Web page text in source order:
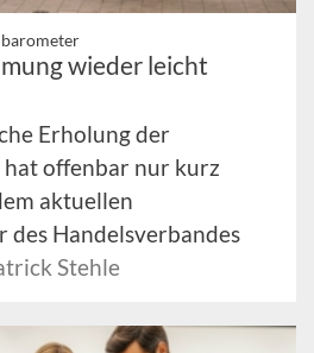
wieder leicht
Erholung der
offenbar nur kurz
aktuellen
des Handelsverbandes
Stehle